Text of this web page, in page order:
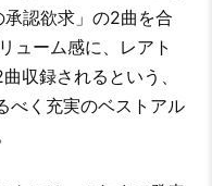
認欲求」の2曲を合
ューム感に、レアト
収録されるという、
べく充実のベストアル